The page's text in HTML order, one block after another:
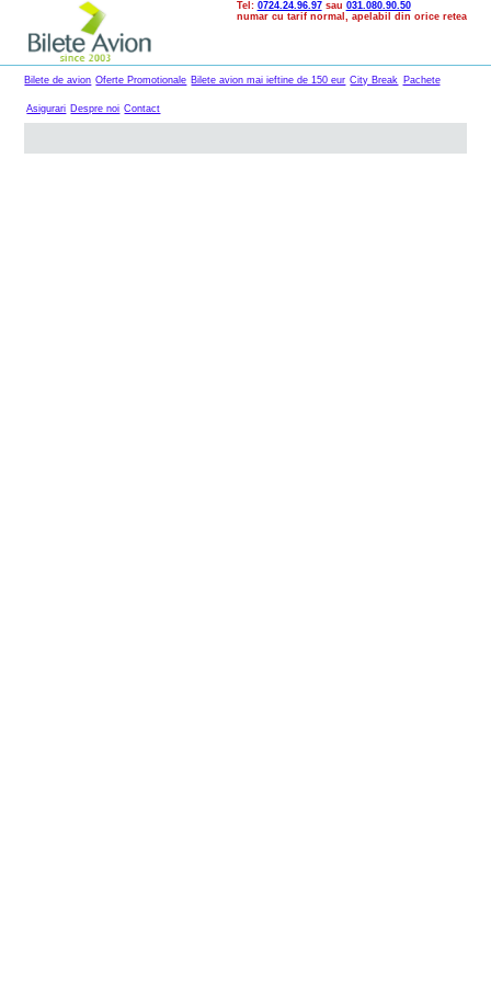
Tel: 0724.24.96.97sau 031.080.90.50
numar cu tarif normal, apelabil din orice retea
Bilete de avion Oferte Promotionale Bilete avion mai ieftine de 150 eur City Break Pachete
Asigurari Despre noi Contact